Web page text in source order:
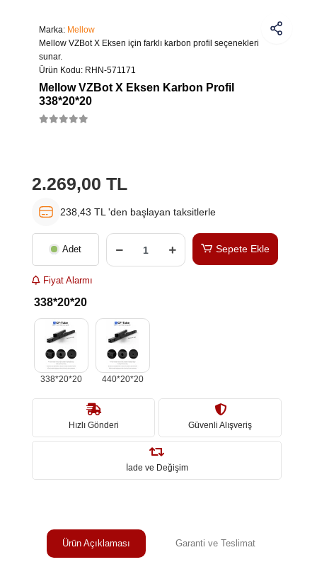
Marka: Mellow
Mellow VZBot X Eksen için farklı karbon profil seçenekleri
sunar.
Ürün Kodu: RHN-571171
Mellow VZBot X Eksen Karbon Profil
338*20*20
2.269,00 TL
238,43 TL 'den başlayan taksitlerle
Adet Sepete Ekle
Fiyat Alarmı
338*20*20
338*20*20 440*20*20
Hızlı Gönderi Güvenli Alışveriş
İade ve Değişim
Ürün Açıklaması Garanti ve Teslimat